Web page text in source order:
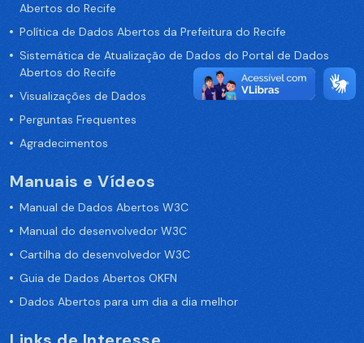
Abertos do Recife
Política de Dados Abertos da Prefeitura do Recife
Sistemática de Atualização de Dados do Portal de Dados
Abertos do Recife
Visualizações de Dados
Perguntas Frequentes
Agradecimentos
Manuais e Vídeos
Manual de Dados Abertos W3C
Manual do desenvolvedor W3C
Cartilha do desenvolvedor W3C
Guia de Dados Abertos OKFN
Dados Abertos para um dia a dia melhor